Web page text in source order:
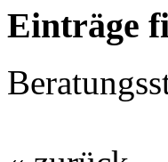
Einträge